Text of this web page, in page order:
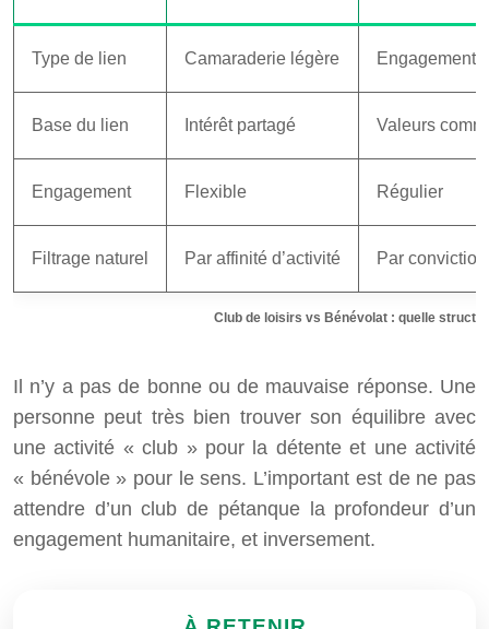
Club de loisirs vs Bénévolat : quelle
Type de lien Camaraderie légère Engagement
Base du lien Intérêt partagé Valeurs
Engagement Flexible Régulier
Filtrage naturel Par affinité d’activité Par conviction
Il n’y a pas de bonne ou de mauvaise réponse. Une
personne peut très bien trouver son équilibre avec
une activité « club » pour la détente et une activité
« bénévole » pour le sens. L’important est de ne pas
attendre d’un club de pétanque la profondeur d’un
engagement humanitaire, et inversement.